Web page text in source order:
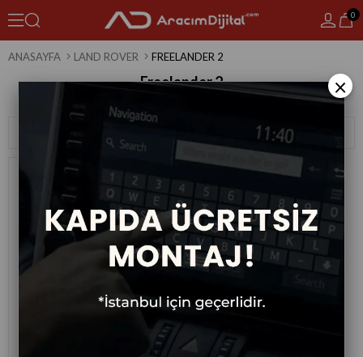
0
ANASAYFA LAND ROVER FREELANDER 2
Freelander 2
Filtreleme
Multimedya Sistemi 2007-2012
×